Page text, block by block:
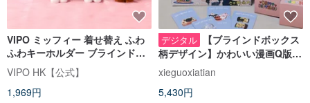
VIPO ミッフィー 着せ替え ふわ
ふわキーホルダー ブラインドボ
ックス (ランダムパッケージ)
MIF37560
VIPO HK【公式】
1,969円
デジタル
【ブラインドボックス
柄デザイン】かわいい漫画Q版カ
ップルイラスト | 結婚記念日・誕
生日プレゼントカスタマイズ |
xieguoxiatian
5,430円